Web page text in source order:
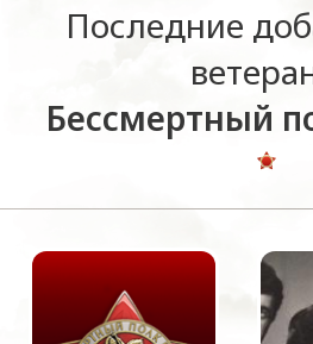
Последние
Бессмертный